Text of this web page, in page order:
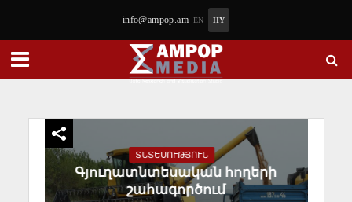
info@ampop.am EN HY
ՏՆՏԵՍՈՒԹՅՈՒՆ
Գյուղատնտեսական հողերի
շահագործում